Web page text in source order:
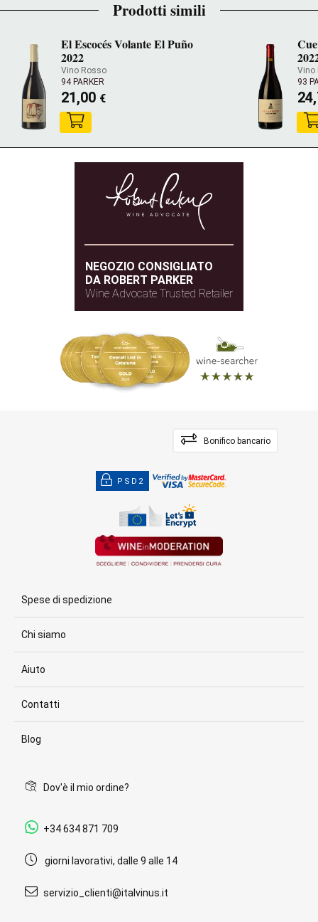
Prodotti simili
El Escocés Volante El Puño
2022
Vino Rosso
94 PARKER
21,00 €
Vino
93
NEGOZIO CONSIGLIATO
DA ROBERT PARKER
Wine Advocate Trusted Retailer
Bonifico bancario
PSD2
Spese di spedizione
Chi siamo
Aiuto
Contatti
Blog
Dov'è il mio ordine?
+34 634 871 709
giorni lavorativi, dalle 9 alle 14
servizio_clienti@italvinus.it